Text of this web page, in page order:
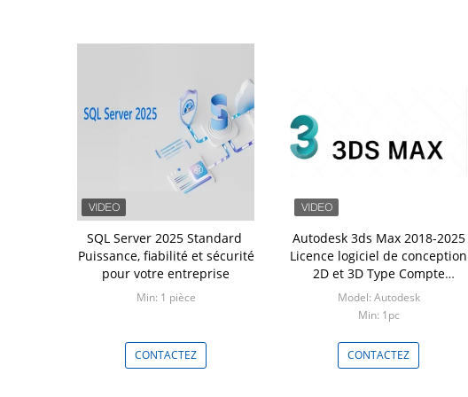
SQL Server 2025 Standard ️
Puissance, fiabilité et sécurité
pour votre entreprise
Min: 1 pièce
CONTACTEZ
Autodesk 3ds Max 2018-2025
Licence logiciel de conception
2D et 3D Type Compte
d'association liant Validité 1
an
Model: Autodesk
Min: 1pc
CONTACTEZ